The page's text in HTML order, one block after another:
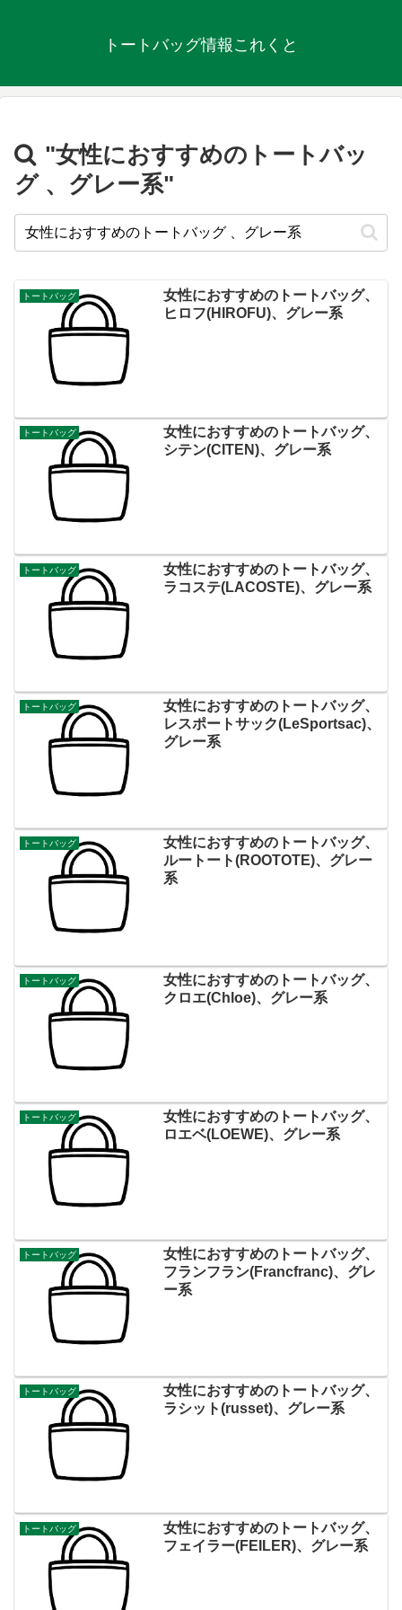
トートバッグ情報これくと
"女性におすすめのトートバッ
グ 、グレー系"
トートバッグ
女性におすすめのトートバッグ、
ヒロフ(HIROFU)、グレー系
トートバッグ
女性におすすめのトートバッグ、
シテン(CITEN)、グレー系
トートバッグ
女性におすすめのトートバッグ、
ラコステ(LACOSTE)、グレー系
トートバッグ
女性におすすめのトートバッグ、
レスポートサック(LeSportsac)、
グレー系
トートバッグ
女性におすすめのトートバッグ、
ルートート(ROOTOTE)、グレー
系
トートバッグ
女性におすすめのトートバッグ、
クロエ(Chloe)、グレー系
トートバッグ
女性におすすめのトートバッグ、
ロエベ(LOEWE)、グレー系
トートバッグ
女性におすすめのトートバッグ、
フランフラン(Francfranc)、グレ
ー系
トートバッグ
女性におすすめのトートバッグ、
ラシット(russet)、グレー系
トートバッグ
女性におすすめのトートバッグ、
フェイラー(FEILER)、グレー系